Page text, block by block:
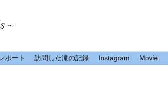
ポート 訪問した滝の記録 Instagram Movie